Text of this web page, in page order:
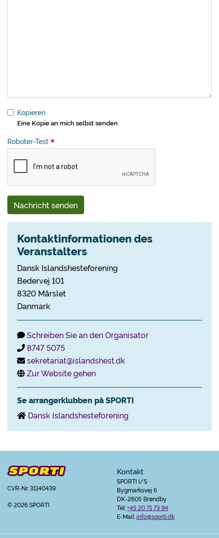
Kopieren
Eine Kopie an mich selbst senden
Roboter-Test
Nachricht senden
Kontaktinformationen des
Veranstalters
Dansk Islandshesteforening
Bedervej 101
8320 Mårslet
Danmark
Schreiben Sie an den Organisator
8747 5075
sekretariat@islandshest.dk
Zur Website gehen
Se arrangørklubben på SPORTI
Dansk Islandshesteforening
CVR-Nr. 31140439
© 2026 SPORTI
Kontakt
SPORTI I/S
Bygmarksvej 6
DK-2605 Brøndby
Tel:+45 20 71 73 84
E-Mail:info@sporti.dk